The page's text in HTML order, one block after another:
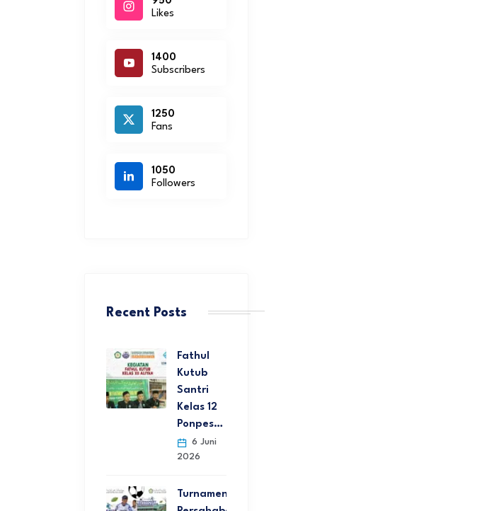
Likes
1400
Subscribers
1250
Fans
1050
Followers
Recent Posts
Fathul
Kutub
Santri
Kelas 12
Ponpes…
6 Juni
2026
Turnamen